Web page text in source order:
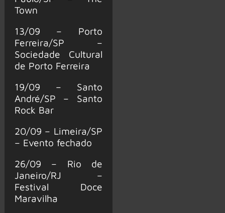
Town
13/09 – Porto
Ferreira/SP –
Sociedade Cultural
de Porto Ferreira
19/09 – Santo
André/SP – Santo
Rock Bar
20/09 – Limeira/SP
– Evento fechado
26/09 – Rio de
Janeiro/RJ –
Festival Doce
Maravilha